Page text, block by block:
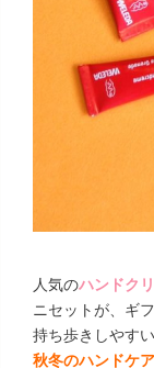
人気のハンドク
ニセットが、ギ
持ち歩きしやす
秋冬のハンドケア